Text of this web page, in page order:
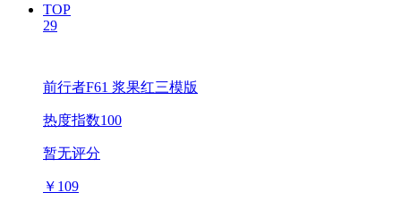
TOP
29
前行者F61 浆果红三模版
热度指数100
暂无评分
￥ 109